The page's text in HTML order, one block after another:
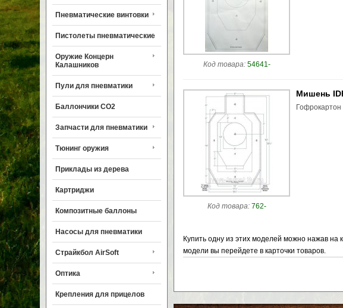
Пневматические винтовки
Пистолеты пневматические
Оружие Концерн
Калашников
Пули для пневматики
Баллончики CO2
Запчасти для пневматики
Тюнинг оружия
Приклады из дерева
Картриджи
Композитные баллоны
Насосы для пневматики
Страйкбол AirSoft
Оптика
Крепления для прицелов
Код товара:54641-
Код товара:762-
Мишень
Купить одну из этих моделей можно нажав на
модели вы перейдете в карточки товаров.